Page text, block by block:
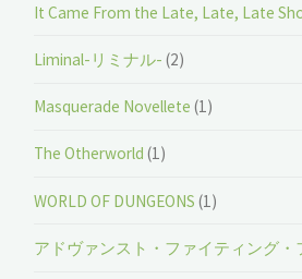
It Came From the Late, Late, Late
Liminal-リミナル- (2)
Masquerade Novellete (1)
The Otherworld (1)
WORLD OF DUNGEONS (1)
アドヴァンスト・ファイティング・